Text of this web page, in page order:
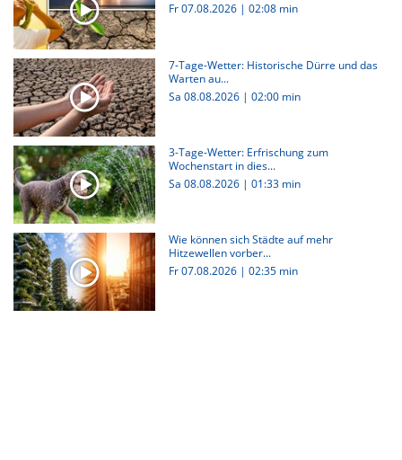
Fr 07.08.2026 | 02:08 min
7-Tage-Wetter: Historische Dürre und das
Warten au...
Sa 08.08.2026 | 02:00 min
3-Tage-Wetter: Erfrischung zum
Wochenstart in dies...
Sa 08.08.2026 | 01:33 min
Wie können sich Städte auf mehr
Hitzewellen vorber...
Fr 07.08.2026 | 02:35 min